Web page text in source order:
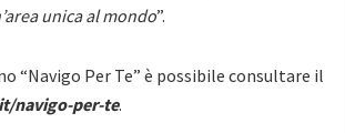
unica al mondo”.
“Navigo Per Te” è possibile consultare il
navigo-per-te.